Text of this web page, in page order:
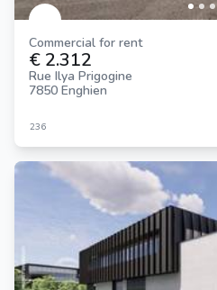
Commercial for rent
€ 2.312
Rue Ilya Prigogine
7850 Enghien
236